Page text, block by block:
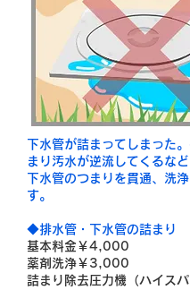
下水管が詰まってしまった
まり汚水が逆流してくるなど
下水管のつまりを貫通、洗
す。
◆排水管・下水管の詰まり
基本料金￥4,000
薬剤洗浄￥3,000
詰まり除去圧力機（ハイスパ